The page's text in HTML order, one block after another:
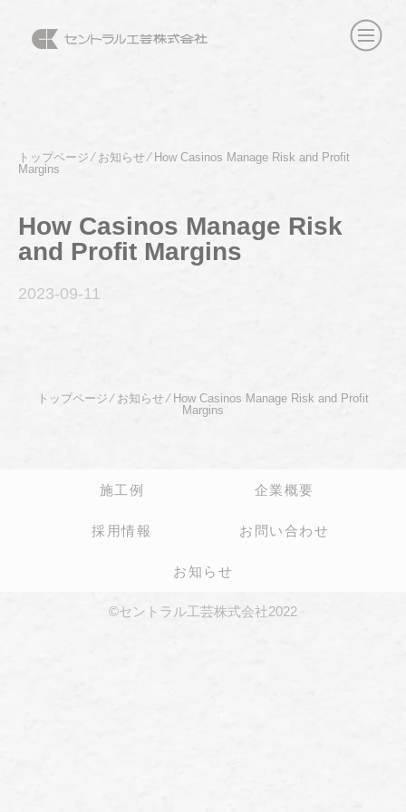
トップページ⁄ お知らせ⁄ How Casinos Manage Risk and Profit
Margins
How Casinos Manage Risk
and Profit Margins
2023-09-11
トップページ ⁄ お知らせ⁄ How Casinos Manage Risk and Profit
Margins
施工例 企業概要
採用情報 お問い合わせ
お知らせ
©セントラル工芸株式会社2022